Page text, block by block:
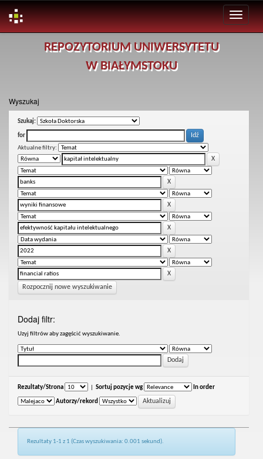
REPOZYTORIUM UNIWERSYTETU
W BIAŁYMSTOKU
Wyszukaj
Szukaj:
for
Aktualne filtry:
Rozpocznij nowe wyszukiwanie
Dodaj filtr:
Uzyj filtrów aby zagęścić wyszukiwanie.
Rezultaty/Strona Sortuj pozycje wg In order
Autorzy/rekord
Rezultaty 1-1 z 1 (Czas wyszukiwania: 0.001 sekund).